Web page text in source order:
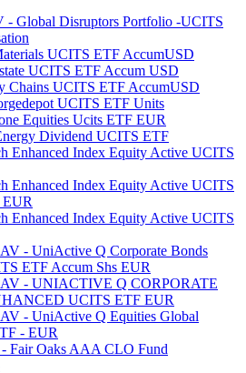
Global Disruptors Portfolio -UCITS
UCITS ETF AccumUSD
UCITS ETF Accum USD
Chains UCITS ETF AccumUSD
UCITS ETF Units
Equities Ucits ETF EUR
Dividend UCITS ETF
Enhanced Index Equity Active UCITS
Enhanced Index Equity Active UCITS
Enhanced Index Equity Active UCITS
- UniActive Q Corporate Bonds
ETF Accum Shs EUR
- UNIACTIVE Q CORPORATE
UCITS ETF EUR
- UniActive Q Equities Global
- EUR
Fair Oaks AAA CLO Fund